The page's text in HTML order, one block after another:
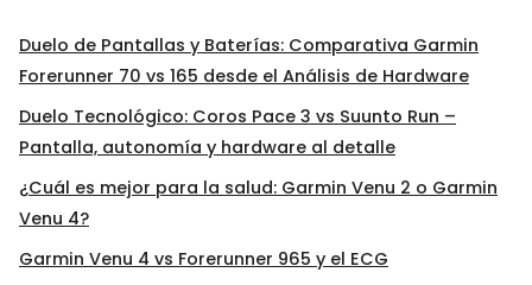
Duelo de Pantallas y Baterías: Comparativa Garmin
Forerunner 70 vs 165 desde el Análisis de Hardware
Duelo Tecnológico: Coros Pace 3 vs Suunto Run –
Pantalla, autonomía y hardware al detalle
¿Cuál es mejor para la salud: Garmin Venu 2 o Garmin
Venu 4?
Garmin Venu 4 vs Forerunner 965 y el ECG